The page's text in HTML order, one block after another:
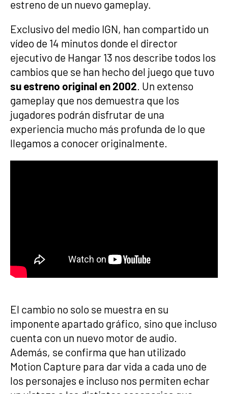
estreno de un nuevo gameplay.
Exclusivo del medio IGN, han compartido un
vídeo de 14 minutos donde el director
ejecutivo de Hangar 13 nos describe todos los
cambios que se han hecho del juego que tuvo
su estreno original en 2002. Un extenso
gameplay que nos demuestra que los
jugadores podrán disfrutar de una
experiencia mucho más profunda de lo que
llegamos a conocer originalmente.
El cambio no solo se muestra en su
imponente apartado gráfico, sino que incluso
cuenta con un nuevo motor de audio.
Además, se confirma que han utilizado
Motion Capture para dar vida a cada uno de
los personajes e incluso nos permiten echar